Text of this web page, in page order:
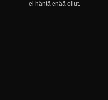
ei häntä enää ollut.